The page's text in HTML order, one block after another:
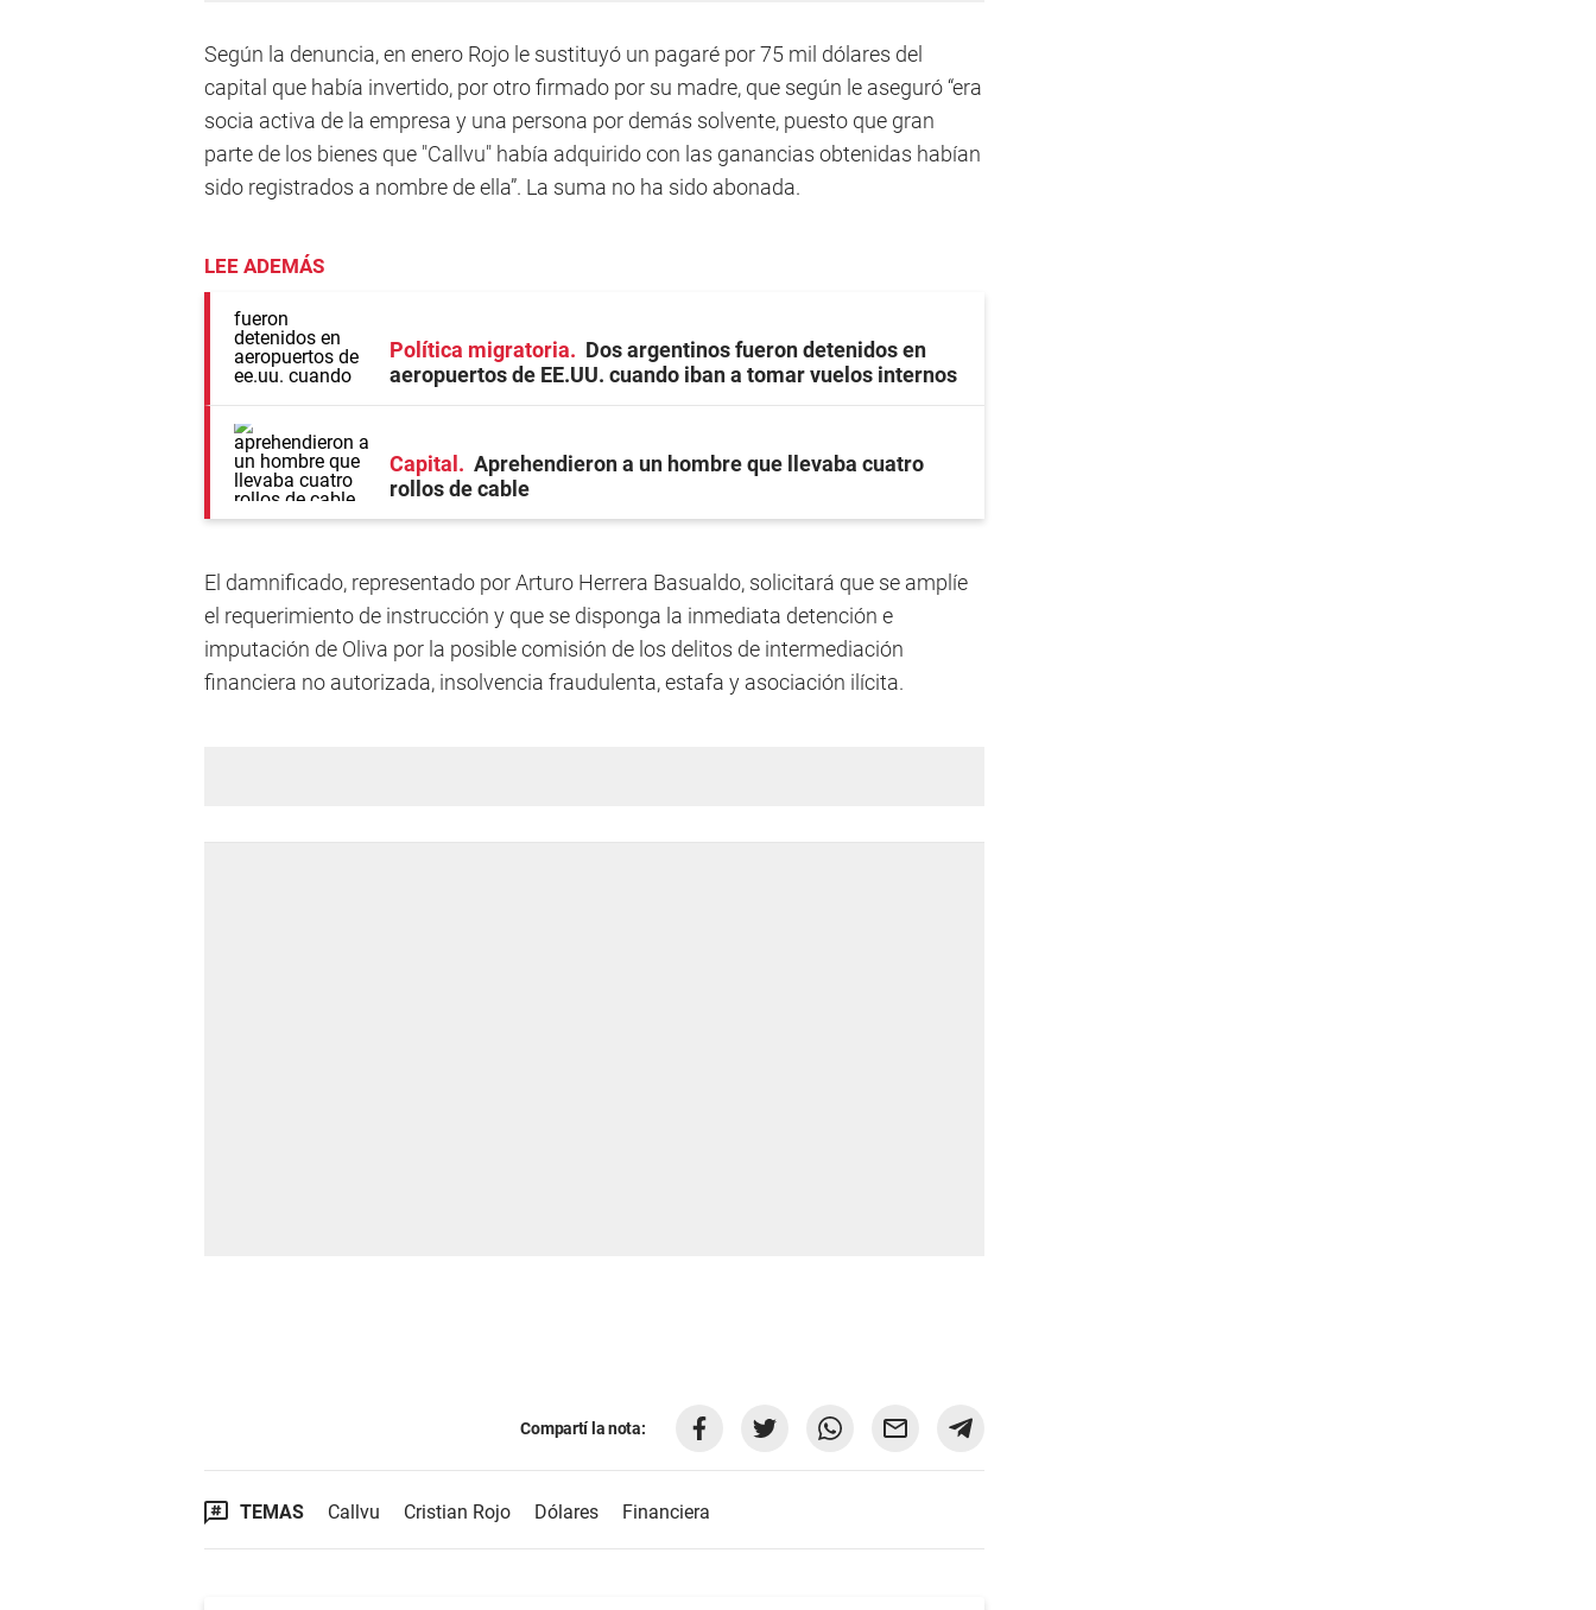
Según la denuncia, en enero Rojo le sustituyó un pagaré por 75 mil dólares del
capital que había invertido, por otro firmado por su madre, que según le aseguró “era
socia activa de la empresa y una persona por demás solvente, puesto que gran
parte de los bienes que "Callvu" había adquirido con las ganancias obtenidas habían
sido registrados a nombre de ella”. La suma no ha sido abonada.
LEE ADEMÁS
Política migratoria
Dos argentinos fueron detenidos en
aeropuertos de EE.UU. cuando iban a tomar vuelos internos
Capital
Aprehendieron a un hombre que llevaba cuatro
rollos de cable
El damnificado, representado por Arturo Herrera Basualdo, solicitará que se amplíe
el requerimiento de instrucción y que se disponga la inmediata detención e
imputación de Oliva por la posible comisión de los delitos de intermediación
financiera no autorizada, insolvencia fraudulenta, estafa y asociación ilícita.
Compartí la nota:
TEMAS Callvu Cristian Rojo Dólares Financiera